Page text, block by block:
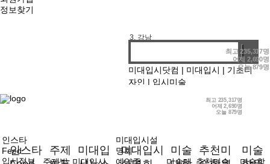
정보찾기
최고235,317명
어제 2,690명
오늘879명
3. 강남
미대입시닷컴 | 미대입시 | 기초디
자인 | 입시미술
최고 235,317명
어제2,690명
오늘 879명
인스타
주제
미대입
미대입시
미술
추천미
미술
인스타
Feed
입시정보
주제발 미대입시
미대입시설
명회
예약중
미술대 추천미술
미술학